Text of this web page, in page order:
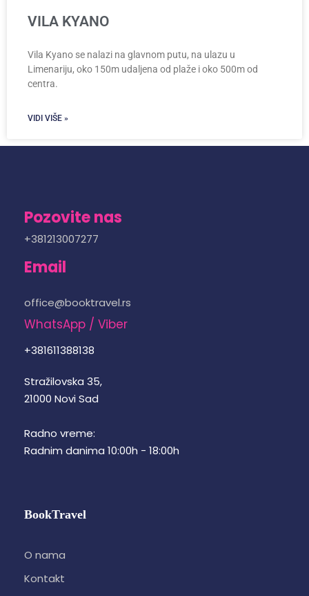
VILA KYANO
Vila Kyano se nalazi na glavnom putu, na ulazu u
Limenariju, oko 150m udaljena od plaže i oko 500m od
centra.
VIDI VIŠE »
Pozovite nas
+381213007277
Email
office@booktravel.rs
WhatsApp / Viber
+381611388138
Stražilovska 35,
21000 Novi Sad
Radno vreme:
Radnim danima 10:00h - 18:00h
BookTravel
O nama
Kontakt